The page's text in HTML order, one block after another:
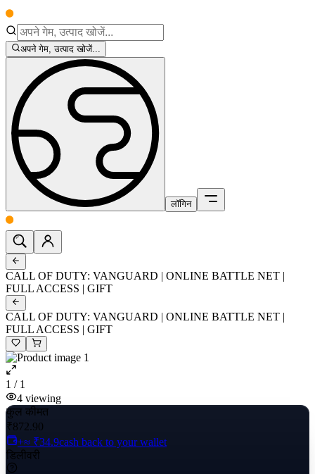
अपने गेम, उत्पाद खोजें...
लॉगिन
CALL OF DUTY: VANGUARD | ONLINE BATTLE NET |
FULL ACCESS | GIFT
CALL OF DUTY: VANGUARD | ONLINE BATTLE NET |
FULL ACCESS | GIFT
1 / 1
4 viewing
कुल कीमत
₹872.90
+≈ ₹34.9cash back to your wallet
डिलीवरी